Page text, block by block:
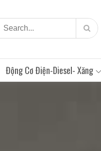
Động Cơ Điện-Diesel- Xăng